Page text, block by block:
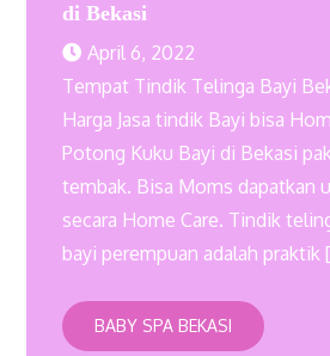
di Bekasi
April 6, 2022
Tempat Tindik Telinga Bayi
Harga Jasa tindik Bayi bisa
Potong Kuku Bayi di Bekasi
tembak. Bisa Moms dapatkan
secara Home Care. Tindik
bayi perempuan adalah praktik
BABY SPA BEKASI